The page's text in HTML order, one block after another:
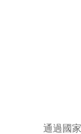
通過國